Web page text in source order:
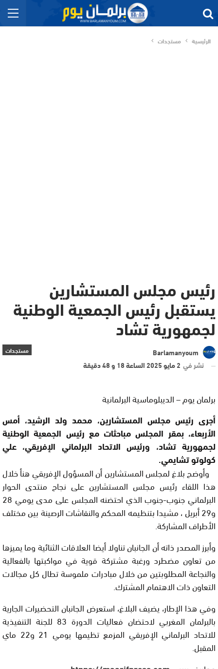
الرئيسية مستجدات
رئيس مجلس المستشارين
يستقبل رئيس الجمعية الوطنية
لجمهورية تشاد
مستجدات
Barlamanyoum
نشر في 2 مايو 2025 الساعة 18 و 48 دقيقة
برلمان يوم – الديبلوماسية البرلمانية
أجرى رئيس مجلس المستشارين، محمد ولد الرشيد، أمس
الأربعاء، بمقر المجلس مباحثات مع رئيس الجمعية الوطنية
لجمهورية تشاد، ورئيس الاتحاد البرلماني الإفريقي، علي
كولوتو تشايمي.
وأوضح بلاغ لمجلس المستشارين أن المسؤول الإفريقي هنأ خلال
هذا اللقاء رئيس مجلس المستشارين على نجاح منتدى الحوار
البرلماني جنوب-جنوب الذي احتضنه المجلس على مدى يومي 28
و29 أبريل ، مشيدا بتنظيمه المحكم والنقاشات الرصينة بين مختلف
الأطراف المشاركة.
وأبرز المصدر ذاته أن الجانبان تناولا أيضا العلاقات الثنائية وما يميزها
من تعاون مضطرد ورغبة مشتركة قوية في مواكبتها بالفعالية
والنجاعة المطلوبتين من خلال مبادرات ملموسة تطال كل مجالات
التعاون ذات الاهتمام المشترك.
وفي هذا الإطار، يضيف البلاغ، استعرض الجانبان التحضيرات الجارية
بالبرلمان المغربي لاحتضان فعاليات الدورة 83 للجنة التنفيذية
للاتحاد البرلماني الإفريقي المزمع تظيمها يومي 21 و22 ماي
المقبل.